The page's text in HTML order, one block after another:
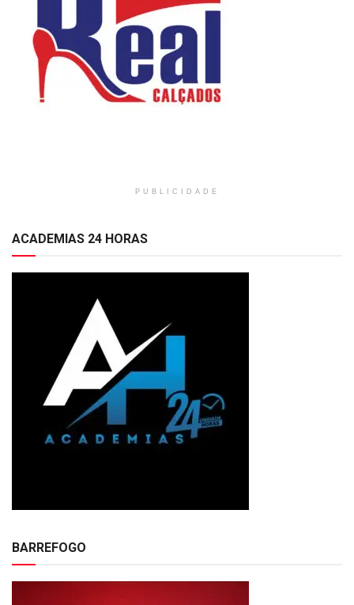
PUBLICIDADE
ACADEMIAS 24 HORAS
BARREFOGO